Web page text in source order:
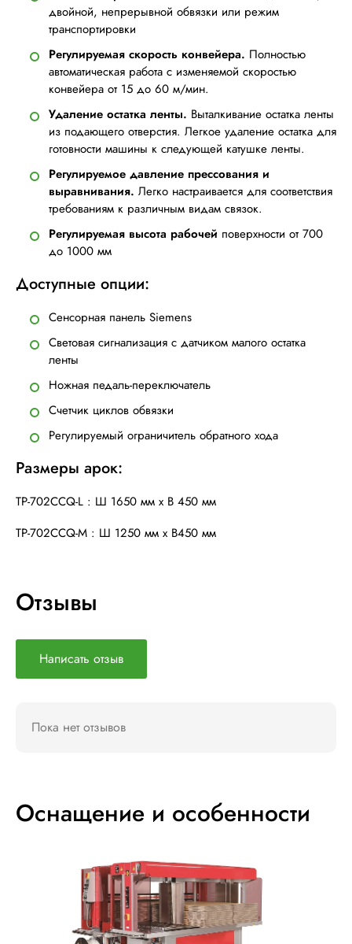
двойной, непрерывной обвязки или режим
транспортировки
Регулируемая скорость конвейера. Полностью
автоматическая работа с изменяемой скоростью
конвейера от 15 до 60 м/мин.
Удаление остатка ленты. Выталкивание остатка ленты
из подающего отверстия. Легкое удаление остатка для
готовности машины к следующей катушке ленты.
Регулируемое давление прессования и
выравнивания. Легко настраивается для соответствия
требованиям к различным видам связок.
Регулируемая высота рабочей поверхности от 700
до 1000 мм
Доступные опции:
Сенсорная панель Siemens
Световая сигнализация с датчиком малого остатка
ленты
Ножная педаль-переключатель
Счетчик циклов обвязки
Регулируемый ограничитель обратного хода
Размеры арок:
TP-702CCQ-L : Ш 1650 мм x В 450 мм
TP-702CCQ-M : Ш 1250 мм x В450 мм
Отзывы
Написать отзыв
Пока нет отзывов
Оснащение и особенности